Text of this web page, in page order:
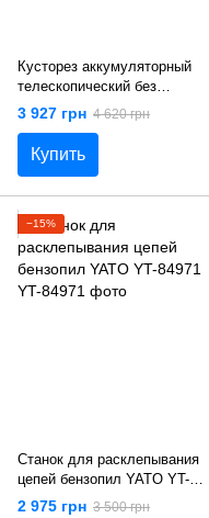
Кусторез аккумуляторный
телескопический без
аккумулятора YATO YT-82835
3 927 грн 4 620 грн
Купить
−15%
Станок для расклепывания
цепей бензопил YATO YT-
84971
2 975 грн 3 500 грн